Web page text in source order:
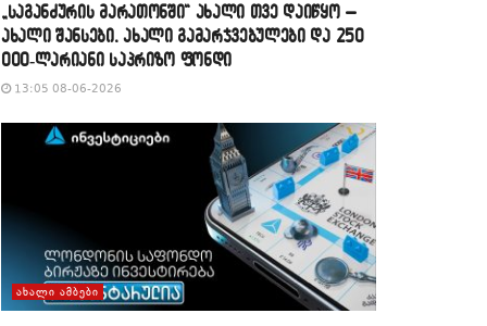
„საგანძურის მარათონში“ ახალი თვე დაიწყო –
ახალი შანსები, ახალი გამარჯვებულები და 250
000-ლარიანი საპრიზო ფონდი
13:05 08-06-2026
ᲐᲮᲐᲚᲘ ᲐᲛᲑᲔᲑᲘ